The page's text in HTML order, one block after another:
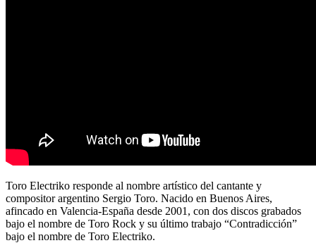
Toro Electriko responde al nombre artístico del cantante y
compositor argentino Sergio Toro. Nacido en Buenos Aires,
afincado en Valencia-España desde 2001, con dos discos grabados
bajo el nombre de Toro Rock y su último trabajo “Contradicción”
bajo el nombre de Toro Electriko.